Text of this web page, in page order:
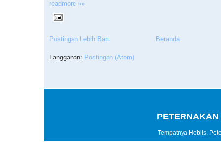
readmore »»
Postingan Lebih Baru Beranda
Langganan: Postingan (Atom)
Tempatnya Hobiis,